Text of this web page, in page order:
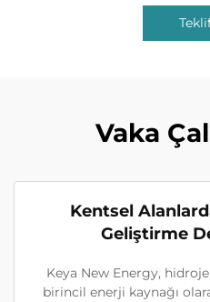
Vaka
Kentsel
Geliştirme
Keya New Energy,
birincil enerji kaynağı